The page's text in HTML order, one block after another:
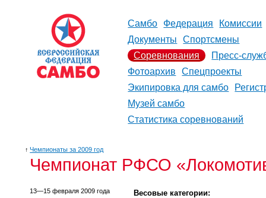
Самбо Федерация
Комиссии
Документы
Спортсмены
Соревнования
Пресс-
Фотоархив
Спецпроекты
Экипировка для самбо
Музей самбо
Статистика соревнований
↑ Чемпионаты за 2009 год
Чемпионат РФСО
13—15 февраля 2009 года
Весовые категории: